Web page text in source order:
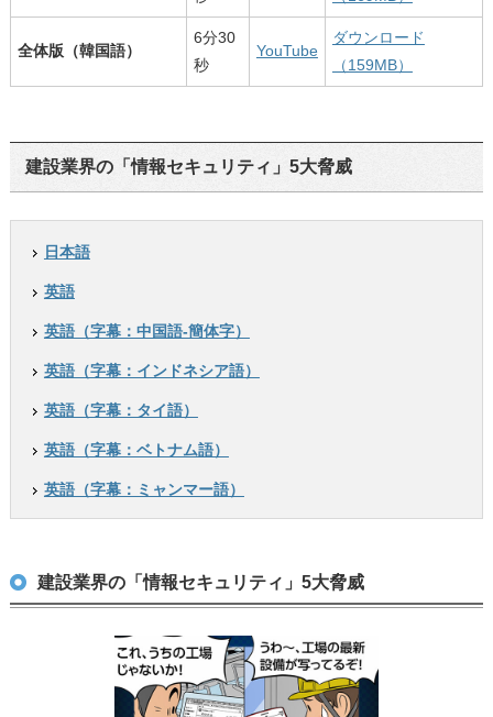
全体版（韓国語）
6分30
秒
YouTube
ダウンロード
（159MB）
建設業界の「情報セキュリティ」5大脅威
日本語
英語
英語（字幕：中国語-簡体字）
英語（字幕：インドネシア語）
英語（字幕：タイ語）
英語（字幕：ベトナム語）
英語（字幕：ミャンマー語）
建設業界の「情報セキュリティ」5大脅威